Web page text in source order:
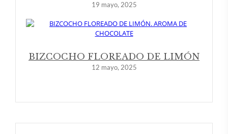
19 mayo, 2025
BIZCOCHO FLOREADO DE LIMÓN
12 mayo, 2025